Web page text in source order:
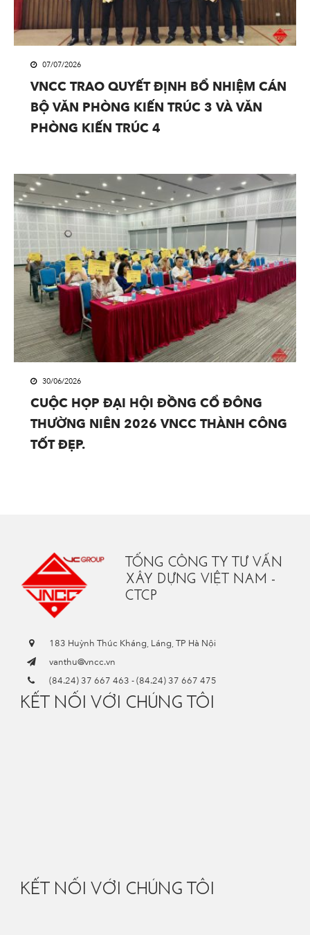
07/07/2026
VNCC TRAO QUYẾT ĐỊNH BỔ NHIỆM CÁN
BỘ VĂN PHÒNG KIẾN TRÚC 3 VÀ VĂN
PHÒNG KIẾN TRÚC 4
30/06/2026
CUỘC HỌP ĐẠI HỘI ĐỒNG CỔ ĐÔNG
THƯỜNG NIÊN 2026 VNCC THÀNH CÔNG
TỐT ĐẸP.
TỔNG CÔNG TY TƯ VẤN
XÂY DỰNG VIỆT NAM -
CTCP
183 Huỳnh Thúc Kháng, Láng, TP Hà Nội
vanthu@vncc.vn
(84.24) 37 667 463 -(84.24) 37 667 475
KẾT NỐI VỚI CHÚNG TÔI
KẾT NỐI VỚI CHÚNG TÔI